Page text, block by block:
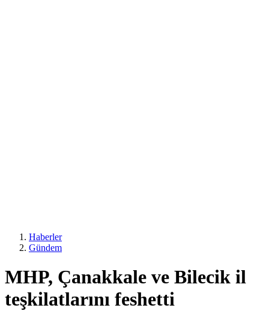
Haberler
Gündem
MHP, Çanakkale ve Bilecik il
teşkilatlarını feshetti